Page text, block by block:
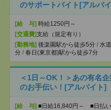
のサポートバイト[アルバ
[給 与] 時給1250円～
[交通費]支給（規定有り）
[勤務地] 後楽園駅から徒歩5分 / 水
分 / 春日(東京都)駅から徒歩7分
＜1日～OK！＞あの有名
のお手伝い！[アルバイト]
[給 与] ■日給16,840円～ ■日払